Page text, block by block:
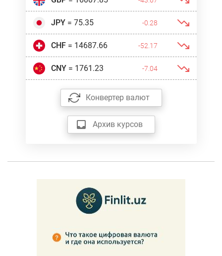
JPY= 75.35 -0.28
CHF= 14687.66 -52.17
CNY= 1761.23 -7.04
Конвертер валют
Архив курсов